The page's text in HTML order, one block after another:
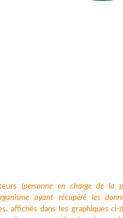
(personne en charge de la
ayant récupéré les
affichés dans les graphiques ci-